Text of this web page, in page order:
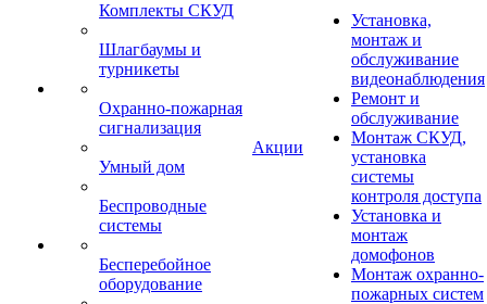
Комплекты СКУД
Шлагбаумы и
турникеты
Охранно-пожарная
сигнализация
Умный дом
Беспроводные
системы
Бесперебойное
оборудование
Акции
Установка,
монтаж и
обслуживание
видеонаблюдения
Ремонт и
обслуживание
Монтаж СКУД,
установка
системы
контроля доступа
Установка и
монтаж
домофонов
Монтаж охранно-
пожарных систем